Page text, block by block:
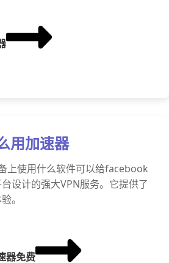
用加速器
上使用什么软件可以给facebook
设计的强大VPN服务。它提供了
。
器免费